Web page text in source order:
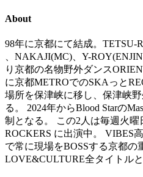
About
98年に京都にて結成。TETSU-
、NAKAJI(MC)、Y-
り京都の名物野外ダンス
に京都METROでのSKAっと
場所を保津峡に移し、保津峡
る。 2024年からBlood Starの
制となる。 この2人は毎週火曜
ROCKERS に出演中。 VIBES
で常に現場をBOSSする京都
LOVE&CULTURE全タイトル